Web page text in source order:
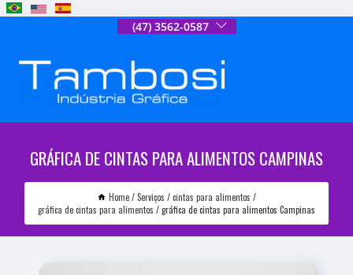
(47) 3562-0587
GRÁFICA DE CINTAS PARA ALIMENTOS CAMPINAS
Home Serviços
cintas para alimentos
gráfica de cintas para alimentos
gráfica de cintas para alimentos Campinas